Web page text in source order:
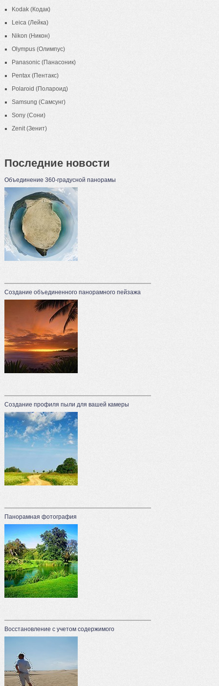
Kodak (Кодак)
Leica (Лейка)
Nikon (Никон)
Olympus (Олимпус)
Panasonic (Панасоник)
Pentax (Пентакс)
Polaroid (Полароид)
Samsung (Самсунг)
Sony (Сони)
Zenit (Зенит)
Последние новости
Объединение 360-градусной панорамы
Создание объединенного панорамного пейзажа
Создание профиля пыли для вашей камеры
Панорамная фотография
Восстановление с учетом содержимого